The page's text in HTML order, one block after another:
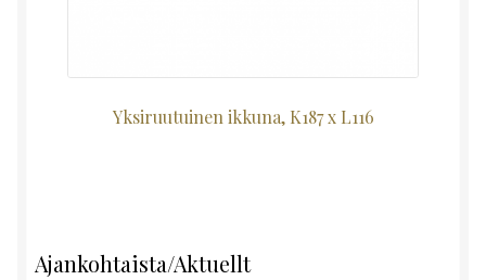
Yksiruutuinen ikkuna, K187 x L116
Ajankohtaista/Aktuellt